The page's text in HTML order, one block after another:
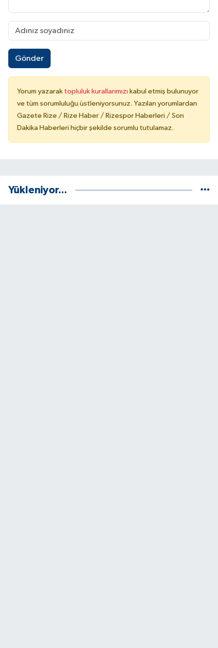
Gönder
Yorum yazarak topluluk kurallarımızı kabul etmiş bulunuyor
ve tüm sorumluluğu üstleniyorsunuz. Yazılan yorumlardan
Gazete Rize / Rize Haber / Rizespor Haberleri / Son
Dakika Haberleri hiçbir şekilde sorumlu tutulamaz.
Yükleniyor...